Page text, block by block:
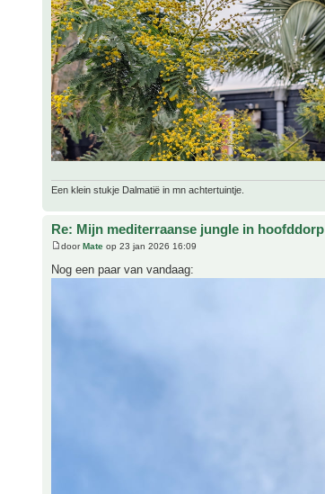
Een klein stukje Dalmatië in mn achtertuintje.
Re: Mijn mediterraanse jungle in hoofddorp
doorMate op 23 jan 2026 16:09
Nog een paar van vandaag: